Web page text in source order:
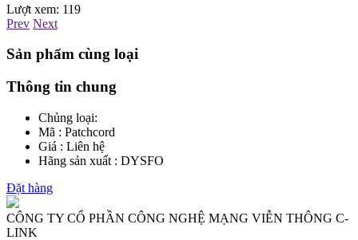
Lượt xem: 119
Prev Next
Sản phẩm cùng loại
Thông tin chung
Chủng loại:
Mã : Patchcord
Giá : Liên hệ
Hãng sản xuất : DYSFO
Đặt hàng
CÔNG TY CỔ PHẦN CÔNG NGHỆ MẠNG VIỄN THÔNG C-
LINK